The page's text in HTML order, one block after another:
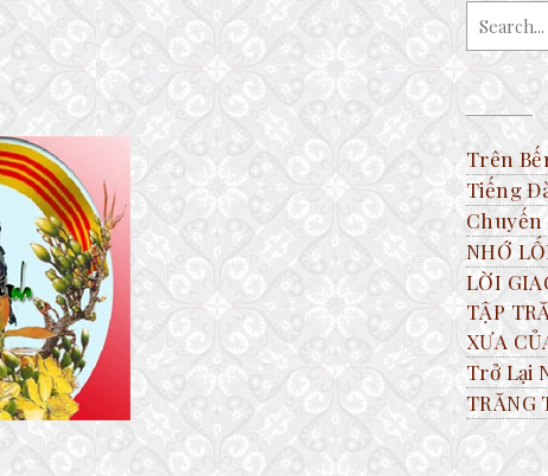
Trên
Tiếng
Chuyến
NHỚ
LỜI
TẬP
XƯA
Trở Lại
TRĂNG